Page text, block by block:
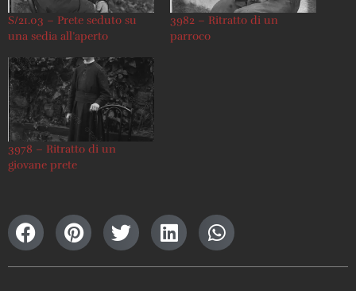
S/21.03 – Prete seduto su
una sedia all’aperto
3982 – Ritratto di un
parroco
3978 – Ritratto di un
giovane prete